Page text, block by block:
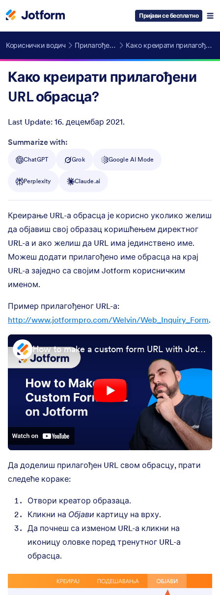
Пријави се бесплатно
Кориснички водич Прилагођени домени Како креирати прилагођени URL обрасца?
Како креирати прилагођени
URL обрасца?
Last Update: 16. децембар 2021.
Post ID
Summarize with:
ChatGPT Grok Google AI Mode
Perplexity Claude.ai
Креирање URL-а обрасца је корисно уколико желиш
да објавиш свој образац коришћењем директног
URL-а и ако желиш да URL има јединствено име.
Можеш додати прилагођено име обрасца на крај
URL-а заједно са својим Jotform корисничким
именом.
Пример прилагођеног URL-а:
http://www.jotformpro.com/Welvin/Web_Inquiry_Form.
How to make a custom form URL with Jotform
Да доделиш прилагођен URL свом обрасцу, прати
следеће кораке:
Отвори креатор образаца.
Кликни на Објави картицу на врху.
Да почнеш са изменом URL-а кликни на
иконицу оловке поред тренутног URL-а
обрасца.